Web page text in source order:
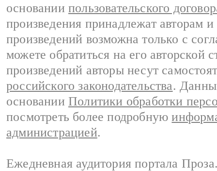
основании пользовательского
произведения принадлежат авторам
произведений возможна только с
можете обратиться на его авторской
произведений авторы несут
российского законодательства.
основании Политики обработки
посмотреть более подробную
администрацией.
Ежедневная аудитория портала